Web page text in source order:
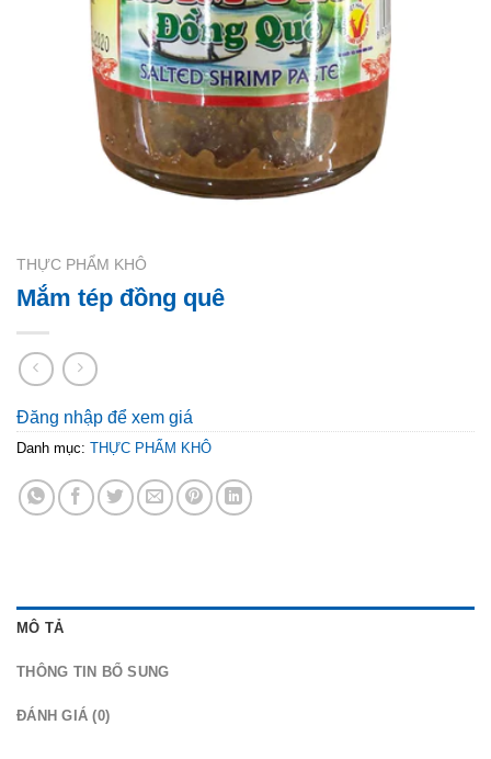
THỰC PHẨM KHÔ
Mắm tép đồng quê
Đăng nhập để xem giá
Danh mục: THỰC PHẨM KHÔ
MÔ TẢ
THÔNG TIN BỔ SUNG
ĐÁNH GIÁ (0)